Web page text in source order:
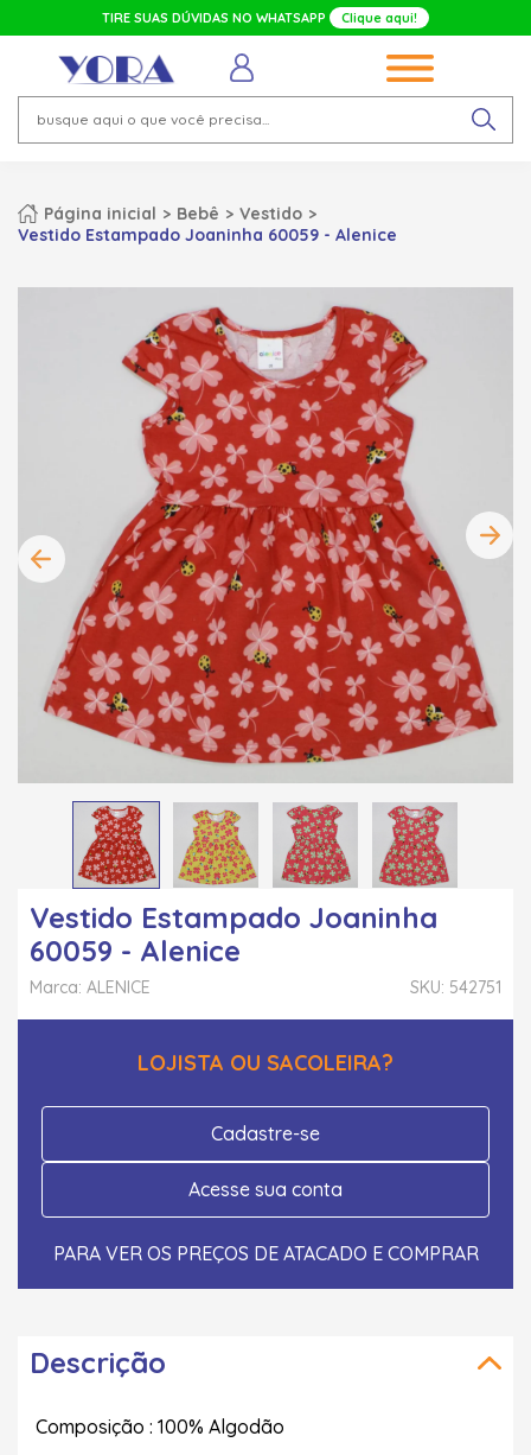
TIRE SUAS DÚVIDAS NO WHATSAPP Clique aqui!
Página inicial Bebê
Vestido
Vestido Estampado Joaninha 60059 - Alenice
Vestido Estampado Joaninha
60059 - Alenice
SKU: 542751
Marca: ALENICE
LOJISTA OU SACOLEIRA?
Cadastre-se
Acesse sua conta
PARA VER OS PREÇOS DE ATACADO E COMPRAR
Descrição
Composição : 100% Algodão